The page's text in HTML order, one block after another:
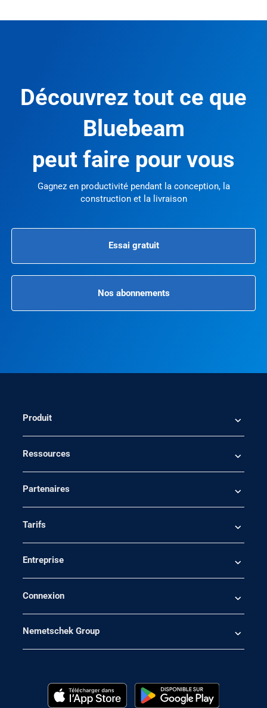
Découvrez tout ce que
Bluebeam
peut faire pour vous
Gagnez en productivité pendant la conception, la
construction et la livraison
Essai gratuit
Nos abonnements
Produit
Ressources
Partenaires
Tarifs
Entreprise
Connexion
Nemetschek Group